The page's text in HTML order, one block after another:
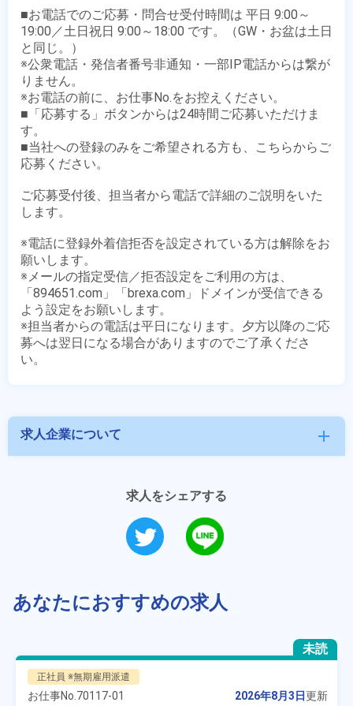
■お電話でのご応募・問合せ受付時間は 平日 9:00～
19:00／土日祝日 9:00～18:00 です。（GW・お盆は土日
と同じ。）
※公衆電話・発信者番号非通知・一部IP電話からは繋が
りません。
※お電話の前に、お仕事No.をお控えください。
■「応募する」ボタンからは24時間ご応募いただけま
す。
■当社への登録のみをご希望される方も、こちらからご
応募ください。
ご応募受付後、担当者から電話で詳細のご説明をいた
します。
※電話に登録外着信拒否を設定されている方は解除をお
願いします。
※メールの指定受信／拒否設定をご利用の方は、
「894651.com」「brexa.com」ドメインが受信できる
よう設定をお願いします。
※担当者からの電話は平日になります。夕方以降のご応
募へは翌日になる場合がありますのでご了承くださ
求人企業について add
求人をシェアする
あなたにおすすめの求人
未読
正社員 ※無期雇用派遣
お仕事No. 70117-01 2026年8月3日更新